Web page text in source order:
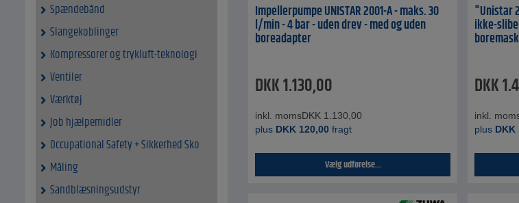
Spændebånd
Slangekoblinger
Kompressorer og trykluft-teknologi
Ventiler
Værktøj
Job hjælpemidler
Occupational Safety + Sikkerhed Sko
Måling
Sandblæsningsudstyr
Impellerpumpe UNISTAR 2001-A - maks. 30
l/min - 4 bar - uden drev - med og uden
boreadapter
DKK1.130,00
inkl. momsDKK 1.130,00
plus DKK 120,00 fragt
Vælg udførelse...
"Unistar
ikke-
DKK
inkl.
plus DKK